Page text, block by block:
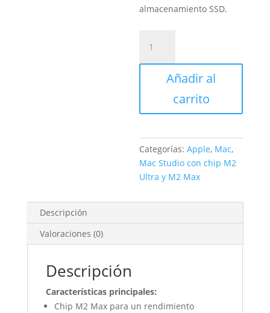
almacenamiento SSD.
Studio
con
Añadir al
carrito
Categorías:Apple, Mac,
Mac Studio con chip M2
Ultra y M2 Max
Descripción
Valoraciones (0)
Descripción
Características principales:
Chip M2 Max para un rendimiento